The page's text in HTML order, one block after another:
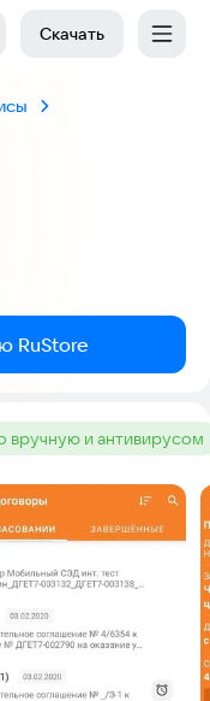
Скачать
RuStore
вручную и антивирусом